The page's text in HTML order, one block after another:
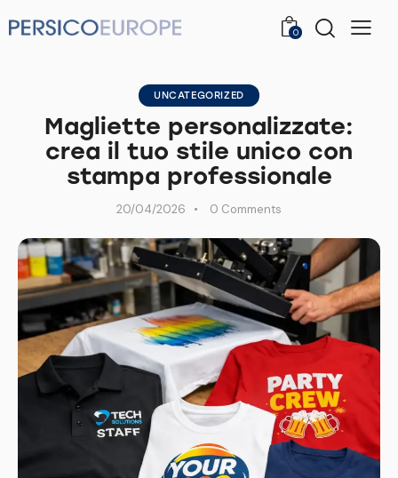
0
UNCATEGORIZED
Magliette personalizzate:
crea il tuo stile unico con
stampa professionale
20/04/2026 0 Comments